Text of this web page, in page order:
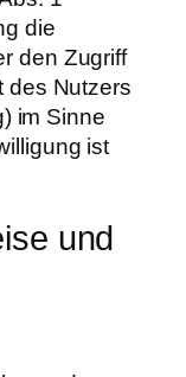
die
den Zugriff
des Nutzers
im Sinne
ist
und